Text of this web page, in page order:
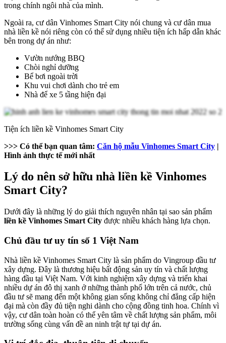
trong chính ngôi nhà của mình.
Ngoài ra, cư dân Vinhomes Smart City nói chung và cư dân mua
nhà liền kề nói riêng còn có thể sử dụng nhiều tiện ích hấp dẫn khác
bên trong dự án như:
Vườn nướng BBQ
Chòi nghỉ dưỡng
Bể bơi ngoài trời
Khu vui chơi dành cho trẻ em
Nhà để xe 5 tầng hiện đại
Tiện ích liền kề Vinhomes Smart City
>>> Có thể bạn quan tâm: Căn hộ mẫu Vinhomes Smart City |
Hình ảnh thực tế mới nhất
Lý do nên sở hữu nhà liền kề Vinhomes
Smart City?
Dưới đây là những lý do giải thích nguyên nhân tại sao sản phẩm
liền kề Vinhomes Smart City được nhiều khách hàng lựa chọn.
Chủ đầu tư uy tín số 1 Việt Nam
Nhà liền kề Vinhomes Smart City là sản phẩm do Vingroup đầu tư
xây dựng. Đây là thương hiệu bất động sản uy tín và chất lượng
hàng đầu tại Việt Nam. Với kinh nghiệm xây dựng và triển khai
nhiều dự án đô thị xanh ở những thành phố lớn trên cả nước, chủ
đầu tư sẽ mang đến một không gian sống không chỉ đẳng cấp hiện
đại mà còn đầy đủ tiện nghi dành cho cộng đồng tinh hoa. Chính vì
vậy, cư dân toàn hoàn có thể yên tâm về chất lượng sản phẩm, môi
trường sống cùng vấn đề an ninh trật tự tại dự án.